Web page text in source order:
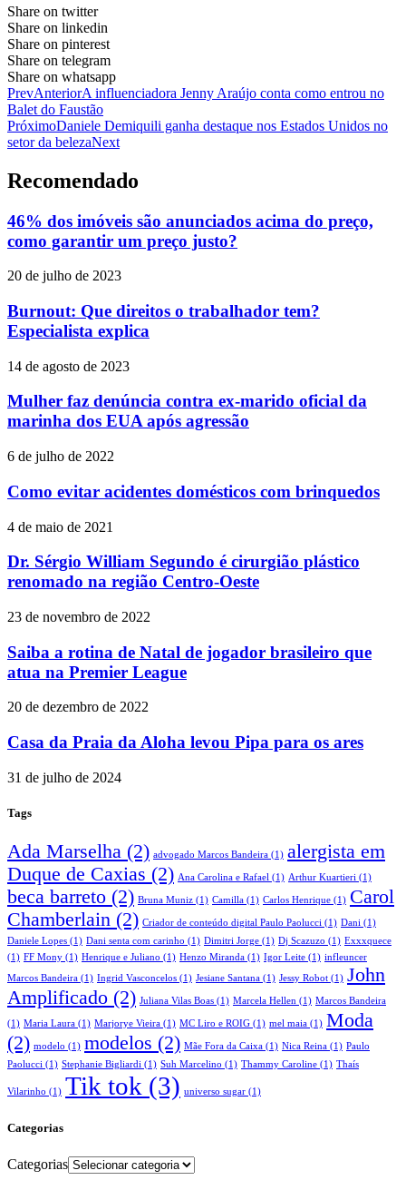
Share on twitter
Share on linkedin
Share on pinterest
Share on telegram
Share on whatsapp
PrevAnteriorA influenciadora Jenny Araújo conta como entrou no
Balet do Faustão
PróximoDaniele Demiquili ganha destaque nos Estados Unidos no
setor da belezaNext
Recomendado
46% dos imóveis são anunciados acima do preço,
como garantir um preço justo?
20 de julho de 2023
Burnout: Que direitos o trabalhador tem?
Especialista explica
14 de agosto de 2023
Mulher faz denúncia contra ex-marido oficial da
marinha dos EUA após agressão
6 de julho de 2022
Como evitar acidentes domésticos com brinquedos
4 de maio de 2021
Dr. Sérgio William Segundo é cirurgião plástico
renomado na região Centro-Oeste
23 de novembro de 2022
Saiba a rotina de Natal de jogador brasileiro que
atua na Premier League
20 de dezembro de 2022
Casa da Praia da Aloha levou Pipa para os ares
31 de julho de 2024
Tags
Ada Marselha (2) advogado Marcos Bandeira (1) alergista em
Duque de Caxias (2) Ana Carolina e Rafael (1) Arthur Kuartieri (1)
beca barreto (2) Bruna Muniz (1) Camilla (1) Carlos Henrique (1) Carol
Chamberlain (2) Criador de conteúdo digital Paulo Paolucci (1) Dani (1)
Daniele Lopes (1) Dani senta com carinho (1) Dimitri Jorge (1) Dj Scazuzo (1) Exxxquece
(1) FF Mony (1) Henrique e Juliano (1) Henzo Miranda (1) Igor Leite (1) infleuncer
Marcos Bandeira (1) Ingrid Vasconcelos (1) Jesiane Santana (1) Jessy Robot (1) John
Amplificado (2) Juliana Vilas Boas (1) Marcela Hellen (1) Marcos Bandeira
(1) Maria Laura (1) Marjorye Vieira (1) MC Liro e ROIG (1) mel maia (1) Moda
(2) modelo (1) modelos (2) Mãe Fora da Caixa (1) Nica Reina (1) Paulo
Paolucci (1) Stephanie Bigliardi (1) Suh Marcelino (1) Thammy Caroline (1) Thaís
Vilarinho (1) Tik tok (3) universo sugar (1)
Categorias
Categorias